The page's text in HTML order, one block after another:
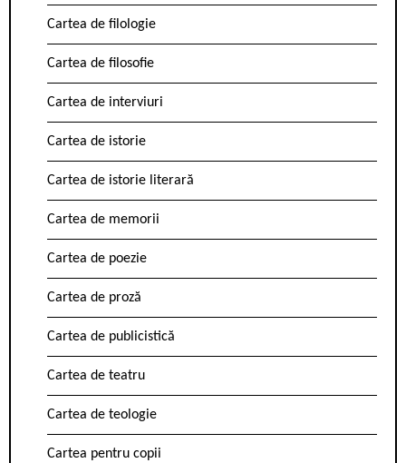
Cartea de filologie
Cartea de filosofie
Cartea de interviuri
Cartea de istorie
Cartea de istorie literară
Cartea de memorii
Cartea de poezie
Cartea de proză
Cartea de publicistică
Cartea de teatru
Cartea de teologie
Cartea pentru copii